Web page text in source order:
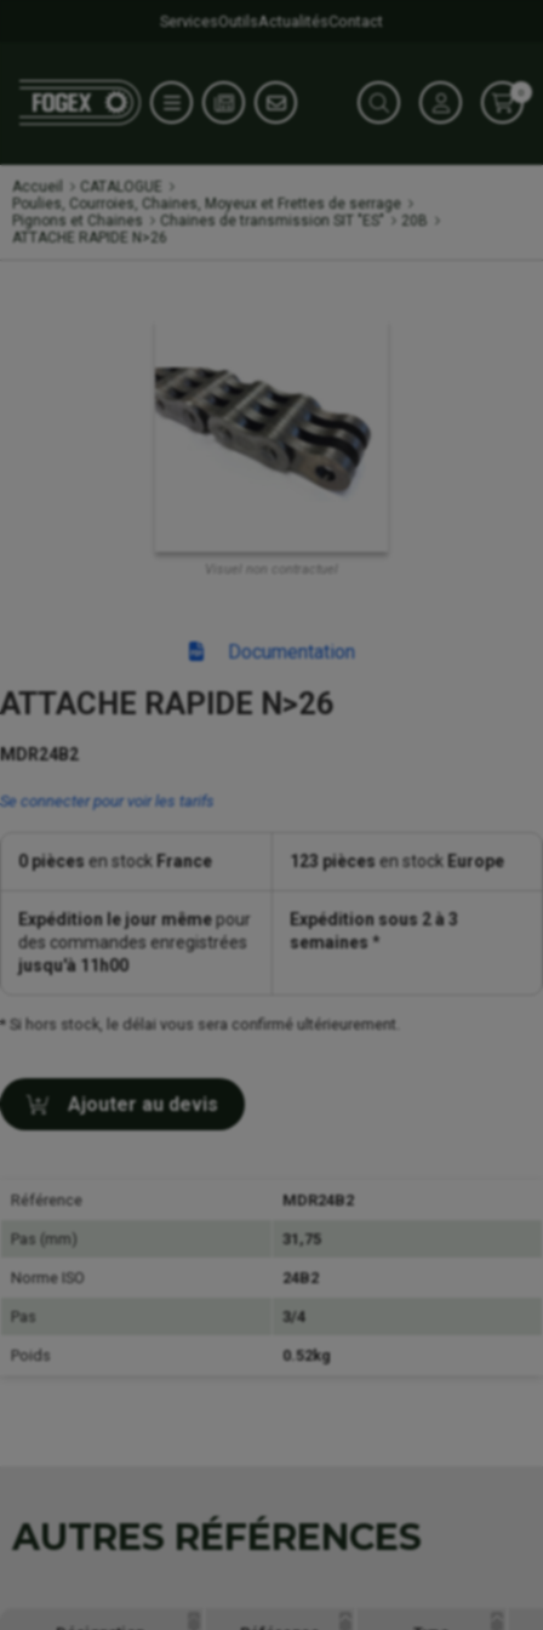
ServicesOutilsActualitésContact
0
Accueil
CATALOGUE
Poulies, Courroies, Chaines, Moyeux et Frettes de serrage
Pignons et Chaines
Chaines de transmission SIT "ES"
20B
ATTACHE RAPIDE N>26
Visuel non contractuel
Documentation
ATTACHE RAPIDE N>26
MDR24B2
Se connecter pour voir les tarifs
0 piècesen stock France 123 piècesen stock Europe
Expédition le jour mêmepour
des commandes enregistrées
jusqu'à 11h00
Expédition sous 2 à 3
semaines *
* Si hors stock, le délai vous sera confirmé ultérieurement.
Ajouter au devis
Référence MDR24B2
Pas (mm) 31,75
Norme ISO 24B2
Pas 3/4
Poids 0.52kg
AUTRES RÉFÉRENCES